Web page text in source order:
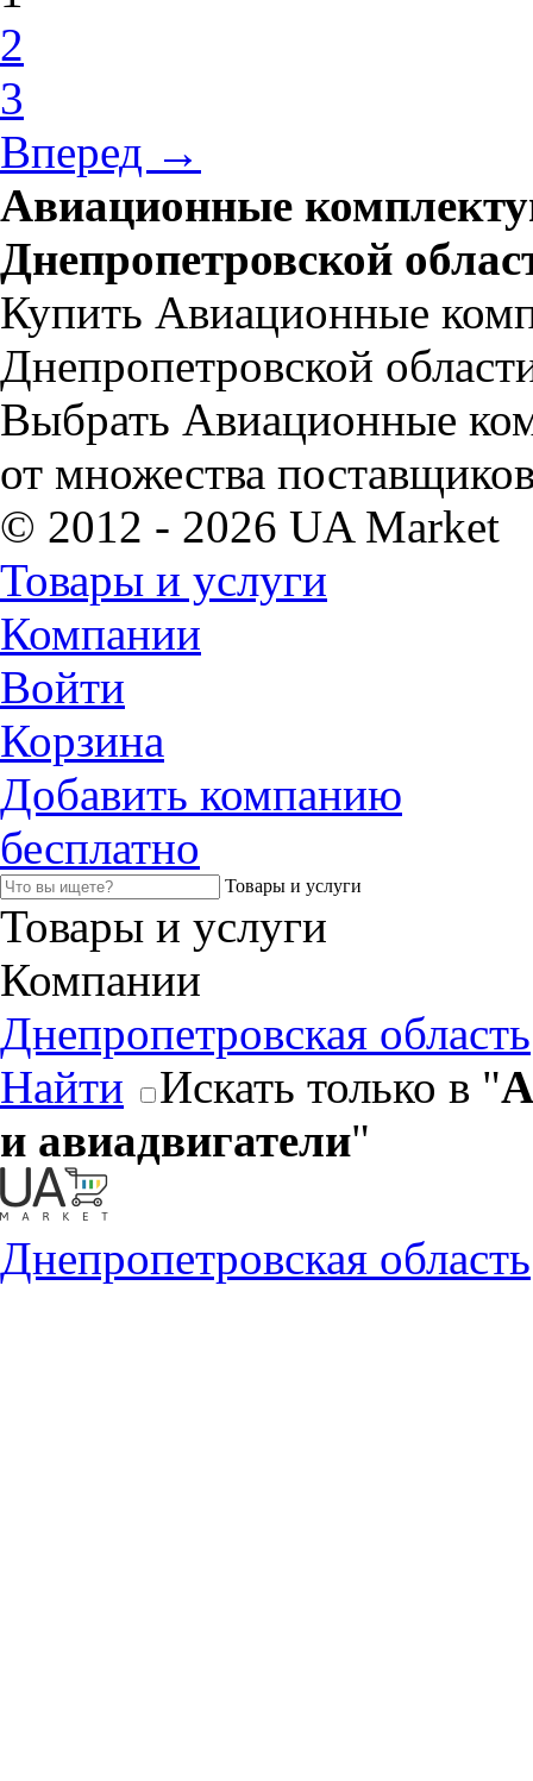
2
3
Вперед →
Авиационные
Днепропетровской
Купить Авиационные
Днепропетровской
Выбрать Авиационные
от множества
© 2012 - 2026 UA Market
Товары и услуги
Компании
Войти
Корзина
Добавить компанию
бесплатно
Товары и услуги
Товары и услуги
Компании
Днепропетровская область
Найти
Искать только в "
и авиадвигатели"
Днепропетровская область